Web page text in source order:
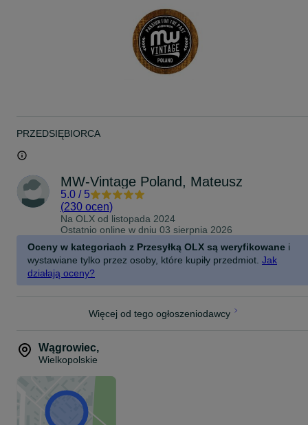
PRZEDSIĘBIORCA
MW-Vintage Poland, Mateusz
5.0 / 5
(230 ocen)
Na OLX od listopada 2024
Ostatnio online w dniu 03 sierpnia 2026
Oceny w kategoriach z Przesyłką OLX są weryfikowane i
wystawiane tylko przez osoby, które kupiły przedmiot. Jak
działają oceny?
Więcej od tego ogłoszeniodawcy
Wągrowiec,
Wielkopolskie